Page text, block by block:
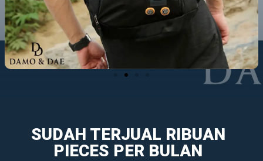
SUDAH TERJUAL RIBUAN
PIECES PER BULAN